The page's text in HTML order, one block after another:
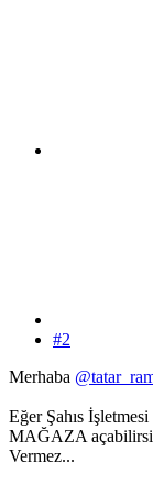
#2
Merhaba
Eğer Şahıs
MAĞAZA
Vermez...